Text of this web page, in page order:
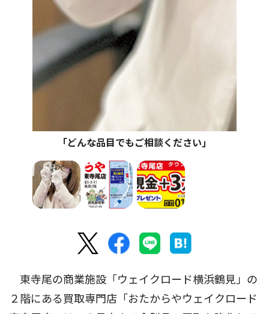
｢どんな品目でもご相談ください｣
東寺尾の商業施設「ウェイクロード横浜鶴見」の
２階にある買取専門店「おたからやウェイクロード